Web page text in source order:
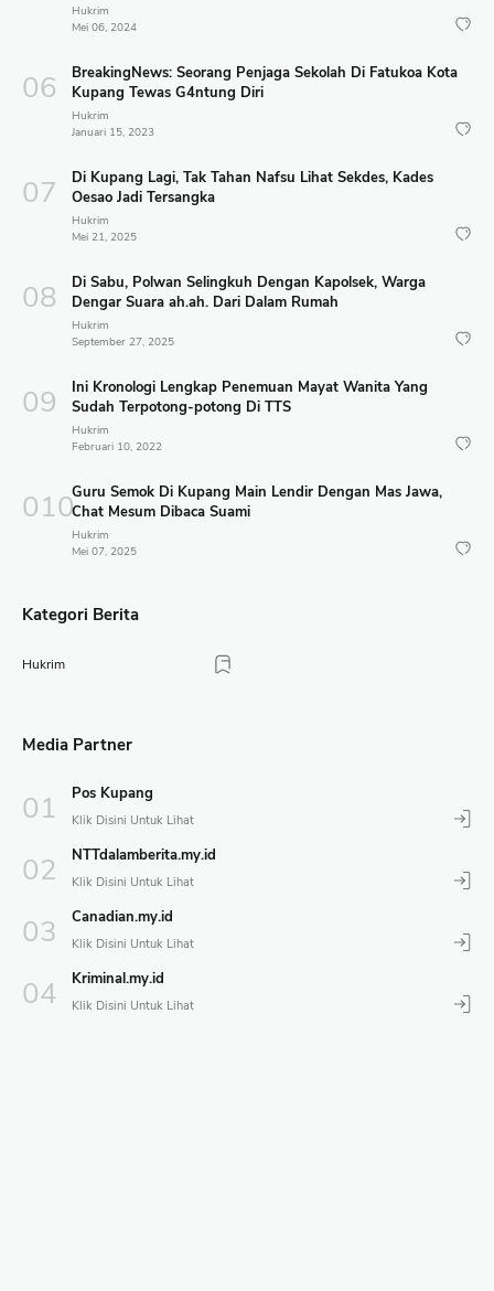
Hukrim
Mei 06, 2024
BreakingNews: Seorang Penjaga Sekolah Di Fatukoa Kota
Kupang Tewas G4ntung Diri
Hukrim
Januari 15, 2023
Di Kupang Lagi, Tak Tahan Nafsu Lihat Sekdes, Kades
Oesao Jadi Tersangka
Hukrim
Mei 21, 2025
Di Sabu, Polwan Selingkuh Dengan Kapolsek, Warga
Dengar Suara ah.ah. Dari Dalam Rumah
Hukrim
September 27, 2025
Ini Kronologi Lengkap Penemuan Mayat Wanita Yang
Sudah Terpotong-potong Di TTS
Hukrim
Februari 10, 2022
Guru Semok Di Kupang Main Lendir Dengan Mas Jawa,
Chat Mesum Dibaca Suami
Hukrim
Mei 07, 2025
Kategori Berita
Hukrim
Media Partner
Pos Kupang
NTTdalamberita.my.id
Canadian.my.id
Kriminal.my.id